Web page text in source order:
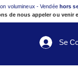
volumineux - Vendée hors
de nous appeler ou
Se